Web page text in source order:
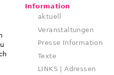
Information
aktuell
Veranstaltungen
Presse Information
Texte
LINKS | Adressen